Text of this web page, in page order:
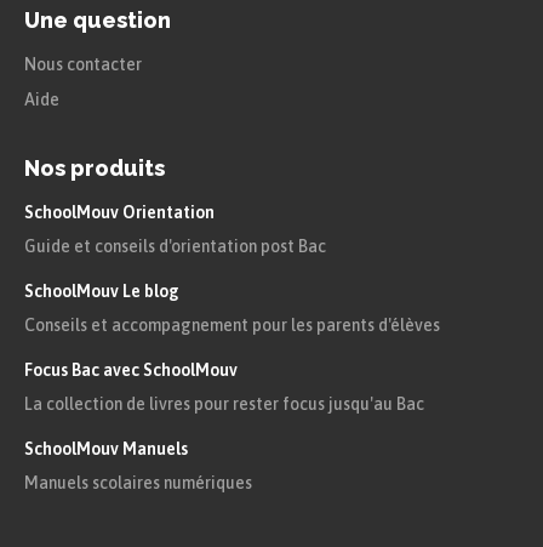
Une question
Nous contacter
Aide
Nos produits
SchoolMouv Orientation
Guide et conseils d'orientation post Bac
SchoolMouv Le blog
Conseils et accompagnement pour les parents d'élèves
Focus Bac avec SchoolMouv
La collection de livres pour rester focus jusqu'au Bac
SchoolMouv Manuels
Manuels scolaires numériques